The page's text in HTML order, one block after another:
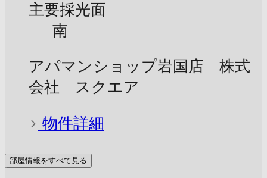
主要採光面
南
アパマンショップ岩国店 株式
会社 スクエア
物件詳細
部屋情報をすべて見る